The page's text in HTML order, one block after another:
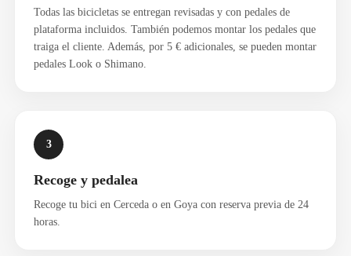
Todas las bicicletas se entregan revisadas y con pedales de
plataforma incluidos. También podemos montar los pedales que
traiga el cliente. Además, por 5 € adicionales, se pueden montar
pedales Look o Shimano.
3
Recoge y pedalea
Recoge tu bici en Cerceda o en Goya con reserva previa de 24
horas.